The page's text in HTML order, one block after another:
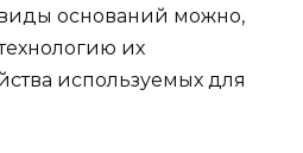
оснований можно,
их
используемых для